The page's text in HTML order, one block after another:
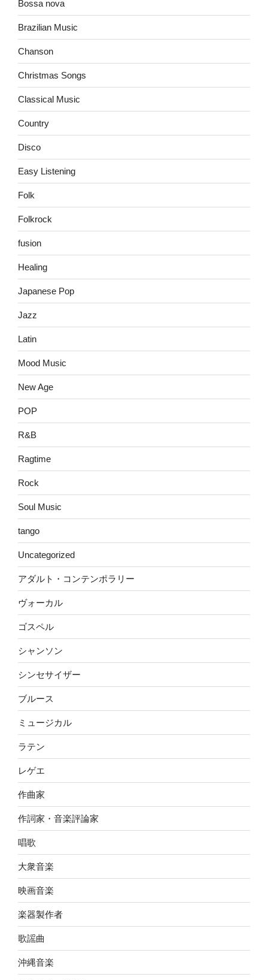
Bossa nova
Brazilian Music
Chanson
Christmas Songs
Classical Music
Country
Disco
Easy Listening
Folk
Folkrock
fusion
Healing
Japanese Pop
Jazz
Latin
Mood Music
New Age
POP
R&B
Ragtime
Rock
Soul Music
tango
Uncategorized
アダルト・コンテンポラリー
ヴォーカル
ゴスペル
シャンソン
シンセサイザー
ブルース
ミュージカル
ラテン
レゲエ
作曲家
作詞家・音楽評論家
唱歌
大衆音楽
映画音楽
楽器製作者
歌謡曲
沖縄音楽